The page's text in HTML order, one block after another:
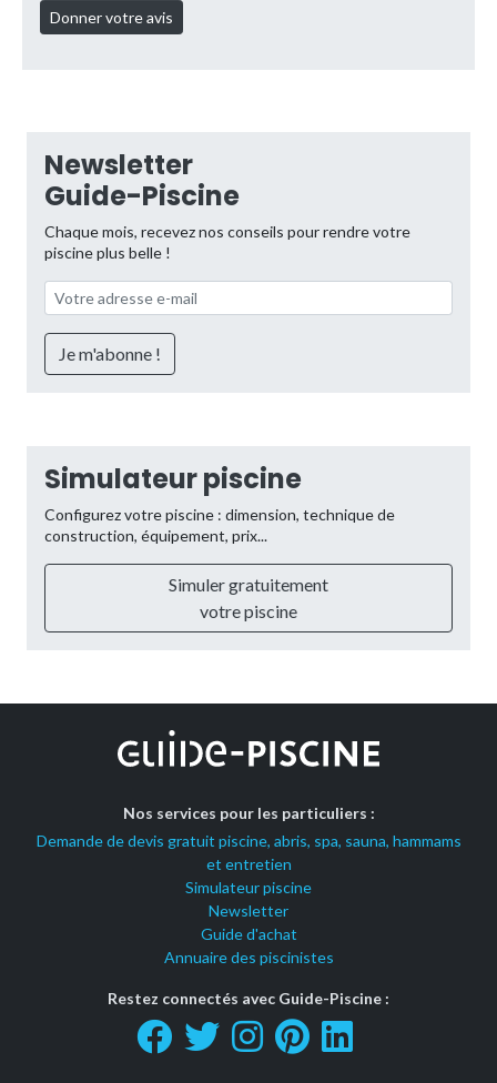
Newsletter
Guide-Piscine
Chaque mois, recevez nos conseils pour rendre votre
piscine plus belle !
Simulateur piscine
Configurez votre piscine : dimension, technique de
construction, équipement, prix...
Simuler gratuitement
votre piscine
Nos services pour les particuliers :
Demande de devis gratuit piscine, abris, spa, sauna, hammams
et entretien
Simulateur piscine
Newsletter
Guide d'achat
Annuaire des piscinistes
Restez connectés avec Guide-Piscine :